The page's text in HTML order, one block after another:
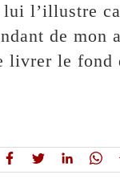
lui l’illustre
de mon
livrer le fond